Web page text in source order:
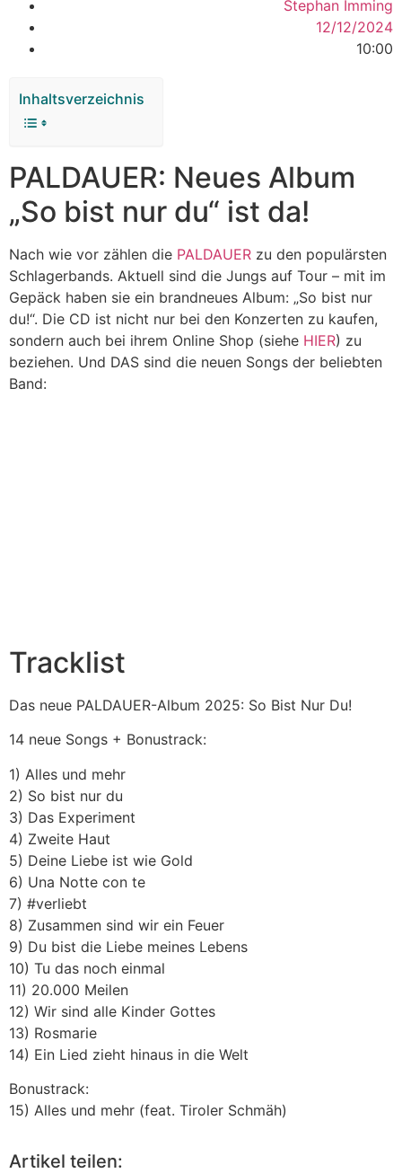
Stephan Imming
12/12/2024
10:00
Inhaltsverzeichnis
PALDAUER: Neues Album
„So bist nur du“ ist da!
Nach wie vor zählen die PALDAUER zu den populärsten
Schlagerbands. Aktuell sind die Jungs auf Tour – mit im
Gepäck haben sie ein brandneues Album: „So bist nur
du!“. Die CD ist nicht nur bei den Konzerten zu kaufen,
sondern auch bei ihrem Online Shop (siehe HIER) zu
beziehen. Und DAS sind die neuen Songs der beliebten
Band:
Tracklist
Das neue PALDAUER-Album 2025: So Bist Nur Du!
14 neue Songs + Bonustrack:
1) Alles und mehr
2) So bist nur du
3) Das Experiment
4) Zweite Haut
5) Deine Liebe ist wie Gold
6) Una Notte con te
7) #verliebt
8) Zusammen sind wir ein Feuer
9) Du bist die Liebe meines Lebens
10) Tu das noch einmal
11) 20.000 Meilen
12) Wir sind alle Kinder Gottes
13) Rosmarie
14) Ein Lied zieht hinaus in die Welt
Bonustrack:
15) Alles und mehr (feat. Tiroler Schmäh)
Artikel teilen: